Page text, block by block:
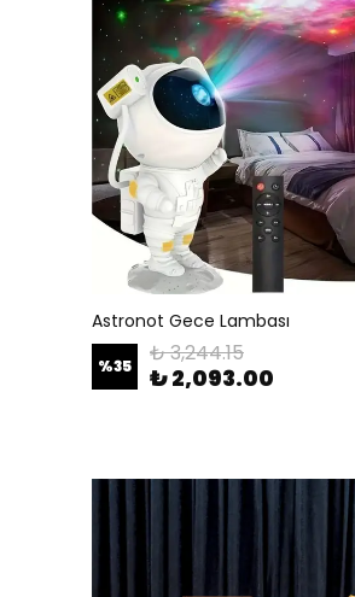
Astronot Gece Lambası
%35 ₺ 3,244.15
₺ 2,093.00